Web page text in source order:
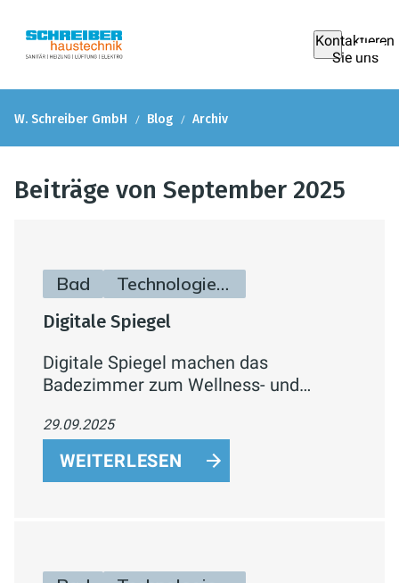
Kontaktieren
Sie uns
W. Schreiber GmbH Blog Archiv
Beiträge von September 2025
Bad Technologie & Zukunft
Digitale Spiegel
Digitale Spiegel machen das
Badezimmer zum Wellness- und
Funktionen, LED-Technik,
Sprachsteuerung und individueller
Gestaltung verbinden sie Komfort,
29.09.2025
WEITERLESEN